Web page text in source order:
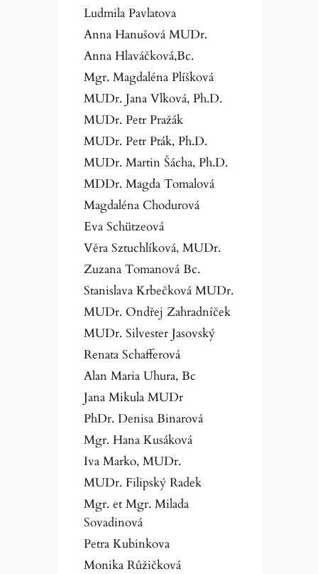
Ludmila Pavlatova
Anna Hanušová MUDr.
Anna Hlaváčková,Bc.
Mgr. Magdaléna Plíšková
MUDr. Jana Vlková, Ph.D.
MUDr. Petr Pražák
MUDr. Petr Pták, Ph.D.
MUDr. Martin Šácha, Ph.D.
MDDr. Magda Tomalová
Magdaléna Chodurová
Eva Schützeová
Věra Sztuchlíková, MUDr.
Zuzana Tomanová Bc.
Stanislava Krbečková MUDr.
MUDr. Ondřej Zahradníček
MUDr. Silvester Jasovský
Renata Schafferová
Alan Maria Uhura, Bc
Jana Mikula MUDr
PhDr. Denisa Binarová
Mgr. Hana Kusáková
Iva Marko, MUDr.
MUDr. Filipský Radek
Mgr. et Mgr. Milada
Sovadinová
Petra Kubinkova
Monika Růžičková